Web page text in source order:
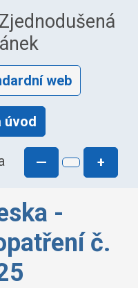
web
úvod
— +
-
č.